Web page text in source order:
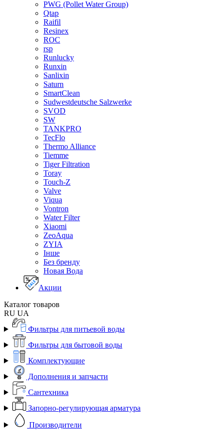
PWG (Pollet Water Group)
Qtap
Raifil
Resinex
ROC
rsp
Runlucky
Runxin
Sanlixin
Saturn
SmartClean
Sudwestdeutsche Salzwerke
SVOD
SW
TANKPRO
TecFlo
Thermo Alliance
Tiemme
Tiger Filtration
Toray
Touch-Z
Valve
Viqua
Vontron
Water Filter
Xiaomi
ZeoAqua
ZYIA
Інше
Без бренду
Новая Вода
Акции
Каталог товаров
RU UA
Фильтры для питьевой воды
Фильтры для бытовой воды
Комплектующие
Дополнения и запчасти
Сантехника
Запорно-регулирующая арматура
Производители